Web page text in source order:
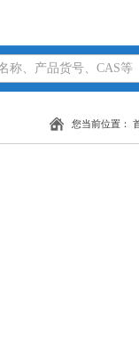
您当前位置：